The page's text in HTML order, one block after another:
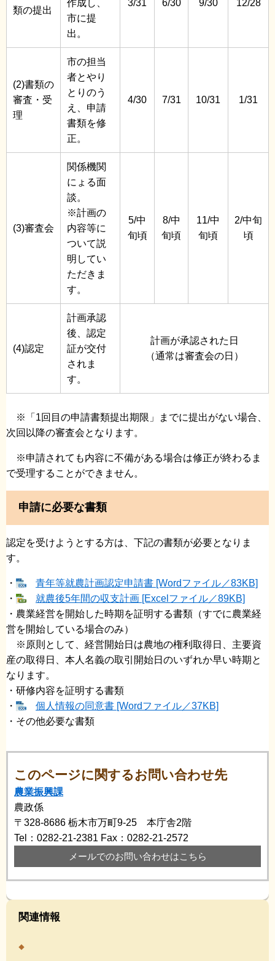
類の提出
作成し、
市に提
出。
3/31 6/30 9/30 12/28
(2)書類の
審査・受
理
市の担当
者とやり
とりのう
え、申請
書類を修
正。
4/30 7/31 10/31 1/31
(3)審査会
関係機関
にょる面
談。
※計画の
内容等に
ついて説
明してい
ただきま
す。
5/中
旬頃
8/中
旬頃
11/中
旬頃
2/中旬
頃
(4)認定
計画承認
後、認定
証が交付
されま
す。
計画が承認された日
（通常は審査会の日）
※「1回目の申請書類提出期限」までに提出がない場合、
次回以降の審査会となります。
※申請されても内容に不備がある場合は修正が終わるま
で受理することができません。
申請に必要な書類
認定を受けようとする方は、下記の書類が必要となりま
す。
・
青年等就農計画認定申請書 [Wordファイル／83KB]
・
就農後5年間の収支計画 [Excelファイル／89KB]
・農業経営を開始した時期を証明する書類（すでに農業経
営を開始している場合のみ）
※原則として、経営開始日は農地の権利取得日、主要資
産の取得日、本人名義の取引開始日のいずれか早い時期と
なります。
・研修内容を証明する書類
・
個人情報の同意書 [Wordファイル／37KB]
・その他必要な書類
このページに関するお問い合わせ先
農業振興課
農政係
〒328-8686 栃木市万町9-25 本庁舎2階
Tel：0282-21-2381 Fax：0282-21-2572
メールでのお問い合わせはこちら
関連情報